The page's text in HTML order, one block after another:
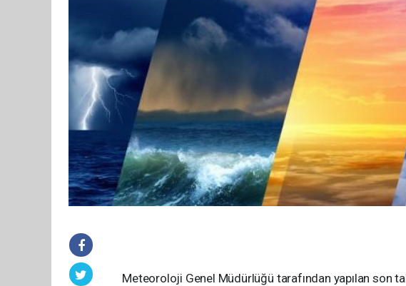
Meteoroloji Genel Müdürlüğü tarafından yapılan son